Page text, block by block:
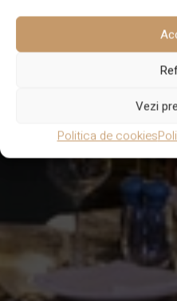
Vezi
Politica de cookies